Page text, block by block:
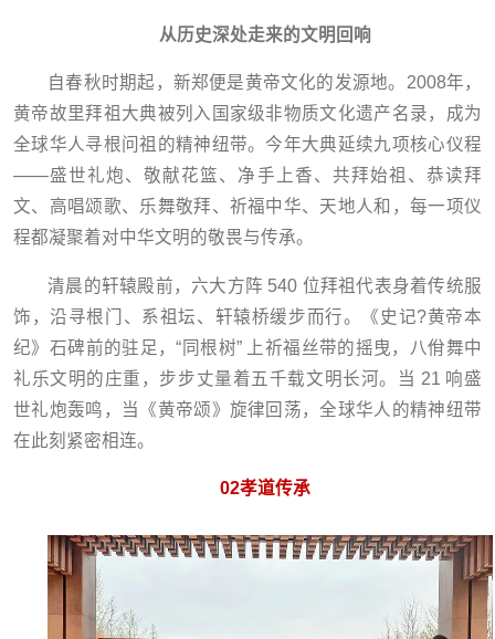
从历史深处走来的文明回响
自春秋时期起，新郑便是黄帝文化的发源地。2008年，
黄帝故里拜祖大典被列入国家级非物质文化遗产名录，成为
全球华人寻根问祖的精神纽带。今年大典延续九项核心仪程
——盛世礼炮、敬献花篮、净手上香、共拜始祖、恭读拜
文、高唱颂歌、乐舞敬拜、祈福中华、天地人和，每一项仪
程都凝聚着对中华文明的敬畏与传承。
清晨的轩辕殿前，六大方阵 540 位拜祖代表身着传统服
饰，沿寻根门、系祖坛、轩辕桥缓步而行。《史记?黄帝本
纪》石碑前的驻足，“同根树” 上祈福丝带的摇曳，八佾舞中
礼乐文明的庄重，步步丈量着五千载文明长河。当 21 响盛
世礼炮轰鸣，当《黄帝颂》旋律回荡，全球华人的精神纽带
在此刻紧密相连。
02孝道传承